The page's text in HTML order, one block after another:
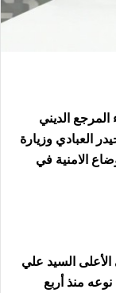
المرجع الديني
العبادي وزيارة
الامنية في
السيد علي
منذ أربع